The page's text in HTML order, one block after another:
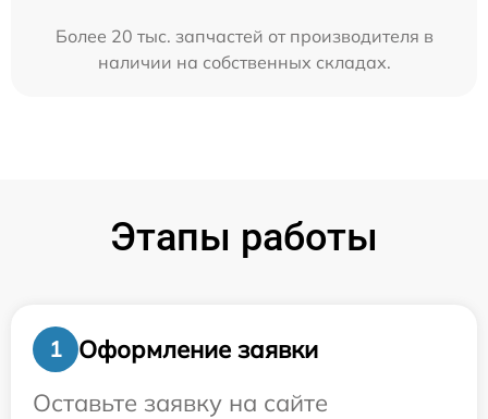
Более 20 тыс. запчастей от производителя в
наличии на собственных складах.
Этапы работы
1
Оформление заявки
Оставьте заявку на сайте